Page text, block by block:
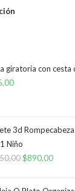
giratoria con cesta
3d
Niño
El
original
$890,00El